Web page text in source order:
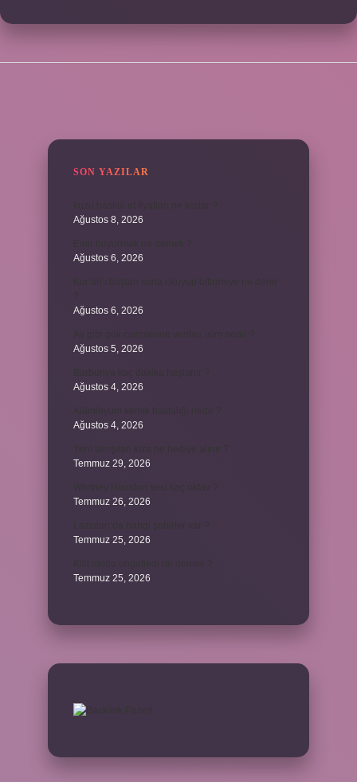
SON YAZILAR
Ağustos 8, 2026
Ağustos 6, 2026
Ağustos 6, 2026
Ağustos 5, 2026
Ağustos 4, 2026
Ağustos 4, 2026
Temmuz 29, 2026
Temmuz 26, 2026
Temmuz 25, 2026
Temmuz 25, 2026